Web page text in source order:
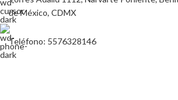
de México, CDMX
Teléfono: 5576328146